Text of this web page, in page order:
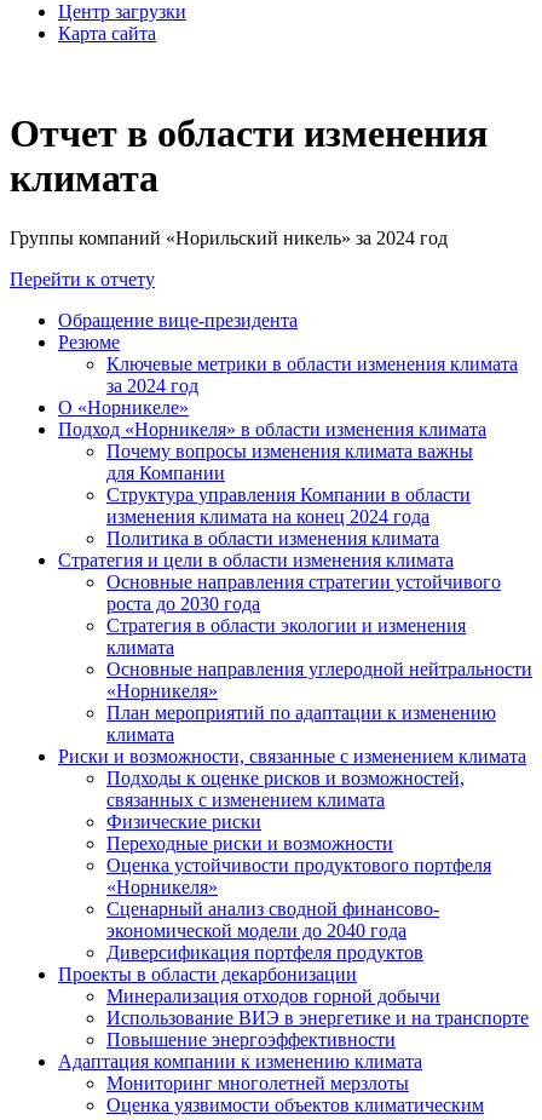
Центр загрузки
Карта сайта
Отчет в области изменения
климата
Группы компаний «Норильский никель» за 2024 год
Перейти к отчету
Обращение вице-президента
Резюме
Ключевые метрики в области изменения климата
за 2024 год
О «Норникеле»
Подход «Норникеля» в области изменения климата
Почему вопросы изменения климата важны
для Компании
Структура управления Компании в области
изменения климата на конец 2024 года
Политика в области изменения климата
Стратегия и цели в области изменения климата
Основные направления стратегии устойчивого
роста до 2030 года
Стратегия в области экологии и изменения
климата
Основные направления углеродной нейтральности
«Норникеля»
План мероприятий по адаптации к изменению
климата
Риски и возможности, связанные с изменением климата
Подходы к оценке рисков и возможностей,
связанных с изменением климата
Физические риски
Переходные риски и возможности
Оценка устойчивости продуктового портфеля
«Норникеля»
Сценарный анализ сводной финансово-
экономической модели до 2040 года
Диверсификация портфеля продуктов
Проекты в области декарбонизации
Минерализация отходов горной добычи
Использование ВИЭ в энергетике и на транспорте
Повышение энергоэффективности
Адаптация компании к изменению климата
Мониторинг многолетней мерзлоты
Оценка уязвимости объектов климатическим